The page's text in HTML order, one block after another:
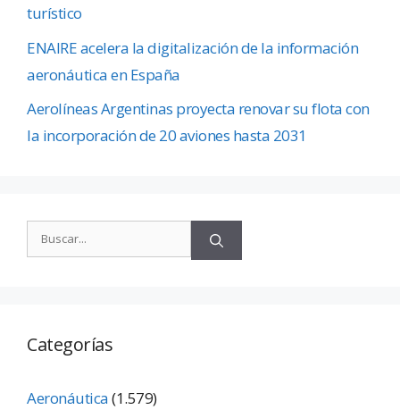
turístico
ENAIRE acelera la digitalización de la información
aeronáutica en España
Aerolíneas Argentinas proyecta renovar su flota con
la incorporación de 20 aviones hasta 2031
Categorías
Aeronáutica(1.579)